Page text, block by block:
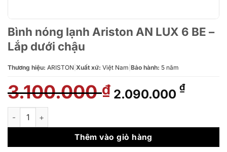
Bình nóng lạnh Ariston AN LUX 6 BE –
Lắp dưới chậu
Thương hiệu: ARISTON Xuất xứ: Việt Nam Bảo hành: 5 năm
3.100.000₫ Giá
gốc
3.100.000 ₫.
2.090.000 ₫Giá
là:
Bình nóng lạnh Ariston AN LUX 6 BE - Lắp dưới chậu số lượng
Thêm vào giỏ hàng